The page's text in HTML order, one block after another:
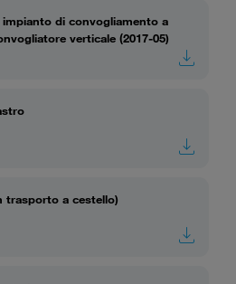
di convogliamento a
verticale (2017-05)
trasporto a cestello)